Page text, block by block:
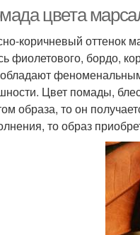
цвета
коричневый оттенок
фиолетового, бордо,
Цвет помады,
образа, то он
то образ